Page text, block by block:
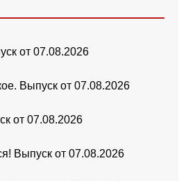
от 07.08.2026
Выпуск от 07.08.2026
от 07.08.2026
Выпуск от 07.08.2026